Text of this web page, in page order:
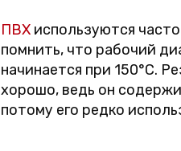
ПВХ используются
помнить, что рабочий
начинается при 150°C.
хорошо, ведь он
потому его редко